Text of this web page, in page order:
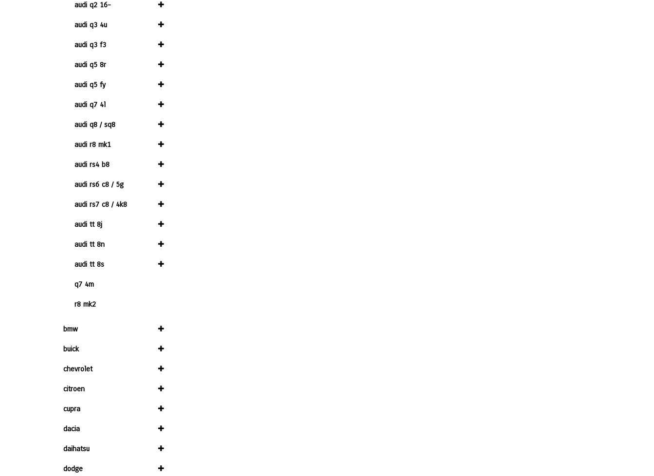
audi q2 16-
audi q3 4u
audi q3 f3
audi q5 8r
audi q5 fy
audi q7 4l
audi q8 / sq8
audi r8 mk1
audi rs4 b8
audi rs6 c8 / 5g
audi rs7 c8 / 4k8
audi tt 8j
audi tt 8n
audi tt 8s
q7 4m
r8 mk2
bmw
buick
chevrolet
citroen
cupra
dacia
daihatsu
dodge